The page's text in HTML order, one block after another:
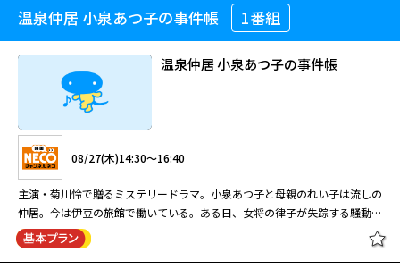
の息子・眞（えなりかずき）の結婚・就職話、五月の夫・勇（角野卓造）や
娘婿・誠（村田 雄浩）がメンバーとなった「おやじバンド」。この他、
父・大吉（宇津井健）の再婚話など、これまでのシリーズとは異なっ た展
開を見せ、後の第10シリーズにもつながるエピソードが満載となってい
［字］橋田壽賀子ドラマ「渡る世間
08/27(木)11:00～12:00
橋田壽賀子脚本による国民的人気ホームドラマ「渡る世間は鬼ばかり」の第
9シリーズ。このシリーズで物語の軸とな るのが、次女・五月（泉ピン子）
の息子・眞（えなりかずき）の結婚・就職話、五月の夫・勇（角野卓造）や
08/13(木)01:55～04:00
出演：松坂桃李／真飛聖／冨手麻妙 監督：三浦大輔 「僕を買ってくださ
い―」娼夫として仕事を始めることになった青年を描く鮮烈な愛のドラマ。
（2018年 119分）
企んでいた。小野は詐偽などの悪い噂が絶えない人物だ。 瑠璃子と村上が
事件の真相を推理していた矢先、ホームの介護士、吉原が安西と同じ手口で
殺害される。吉原と安 西は小野の指図でホームを陥れるためホームのスキ
ャンダルを偽装していたことが分かる。また徳永が信頼する愛 人、鹿島は
るみ（藤森夕子）までも小野に寝返っていた。 一方、経理書類を緻密に調
べていた瑠璃子は、徳永の不審な行動に気付くのだが…。
こる。 【ストーリー】 ルポライターの安西聡（大波誠）が何者かに鋭利な
刃物で殺された。捜査一課の村上徳郎（柳葉敏郎）をはじめとする 刑事た
いたことを突き止めた。偶然にも そのホームには雨宮瑠璃子（浅野ゆう
子）の叔父、俊樹（佐竹明夫）も入所していた。入所者には認知症を患う山
根寿 美子（水野久美）ほか、手のかかる老人も多く、瑠璃子は介護士の吉
原高志（太川陽介）や医師の加賀順次（松永博 史）たちの献身的な看護に
感心していた。そんななか村上の依頼で藤堂房雄（伊武雅刀）と瑠璃子たち
財務捜査官も 捜査に加わることになった。 ホームの経営者、徳永周吾（遠
藤憲一）は不正を働く人物ではないとホームのスタッフと入所者たちは口を
揃える。ホ ームの運営は楽ではないが、健全な経営をしていたようだ。そ
んなホームを社会福祉法人代表の小野哲也（小須田康 人）が乗っ取ろうと
企んでいた。小野は詐偽などの悪い噂が絶えない人物だ。 瑠璃子と村上が
谷恭子（芦川よしみ）が営む温泉旅館に滞在し、系列店の財務監査を開始。
だがその矢先、旅館の従業員・苑田常子（内田春菊）が何者かによって殺さ
れてしまう・・・。
【おひるのサスペンス劇場】 上条麗
子の事件推理７ ～死を呼ぶ越中富山
の湯～ 出演：眞野あずさ
08/26(水)12:50～14:50
眞野あずさ主演のミステリードラマ第７弾。聡明な会計士が殺人事件の謎を
解く。出演はほかに渡辺徹、馬渕英俚可、北原佐和子、田中実、芦川よし
み、東ちづる。 上条会計事務所の公認会計士・上条麗子（眞野あずさ）は
ある日、美容室チェーンのオーナー・瀬川亜沙美（東ちづる）の依頼で、見
習い会計士の尾崎健作（渡辺徹）と富山県を訪れる。麗子と健作は女将の古
谷恭子（芦川よしみ）が営む温泉旅館に滞在し、系列店の財務監査を開始。
だがその矢先、旅館の従業員・苑田常子（内田春菊）が何者かによって殺さ
温泉仲居 小泉あつ子の事件帳 1番組
温泉仲居 小泉あつ子の事件帳
08/27(木)14:30～16:40
主演・菊川怜で贈るミステリードラマ。小泉あつ子と母親のれい子は流しの
仲居。今は伊豆の旅館で働いている。ある日、女将の律子が失踪する騒動が
発生。失踪後、崖上から律子の時計と血痕がついた石が発見されると、何者
かに石で頭を殴られ、崖下へ突き落とされた可能性が強まる。その後、律子